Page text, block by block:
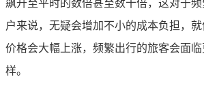
飙升至平时的数倍甚至数十倍，这对于
户来说，无疑会增加不小的成本负担，
价格会大幅上涨，频繁出行的旅客会面
样。